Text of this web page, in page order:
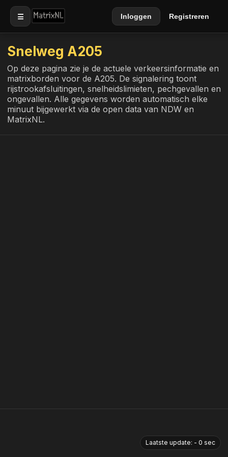
☰ Inloggen Registreren
Snelweg A205
Op deze pagina zie je de actuele verkeersinformatie en
matrixborden voor de A205. De signalering toont
rijstrookafsluitingen, snelheidslimieten, pechgevallen en
ongevallen. Alle gegevens worden automatisch elke
minuut bijgewerkt via de open data van NDW en
MatrixNL.
Laatste update: - 0 sec